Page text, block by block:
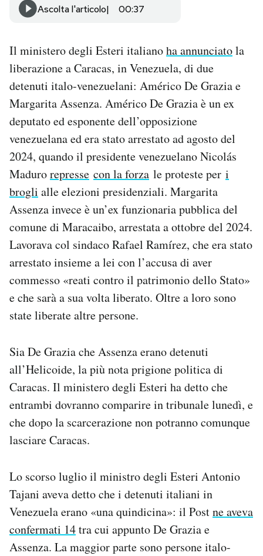
CALENDARIO
AREA PERSONALE
Area Personale
Notifiche mobile
Regala il Post
Hai bisogno di aiuto?
Esci
Ascolta l'articolo 00:37
Il ministero degli Esteri italianoha annunciatola
liberazione a Caracas, in Venezuela, di due
detenuti italo-venezuelani: Américo De Grazia e
Margarita Assenza. Américo De Grazia è un ex
deputato ed esponente dell’opposizione
venezuelana ed era stato arrestato ad agosto del
2024, quando il presidente venezuelano Nicolás
Madurorepresse con la forza le proteste per i
brogli alle elezioni presidenziali. Margarita
Assenza invece è un’ex funzionaria pubblica del
comune di Maracaibo, arrestata a ottobre del 2024.
Lavorava col sindaco Rafael Ramírez, che era stato
arrestato insieme a lei con l’accusa di aver
commesso «reati contro il patrimonio dello Stato»
e che sarà a sua volta liberato. Oltre a loro sono
state liberate altre persone.
Sia De Grazia che Assenza erano detenuti
all’Helicoide, la più nota prigione politica di
Caracas. Il ministero degli Esteri ha detto che
entrambi dovranno comparire in tribunale lunedì, e
che dopo la scarcerazione non potranno comunque
lasciare Caracas.
Lo scorso luglio il ministro degli Esteri Antonio
Tajani aveva detto che i detenuti italiani in
Venezuela erano «una quindicina»: il Postne aveva
confermati 14tra cui appunto De Grazia e
Assenza. La maggior parte sono persone italo-